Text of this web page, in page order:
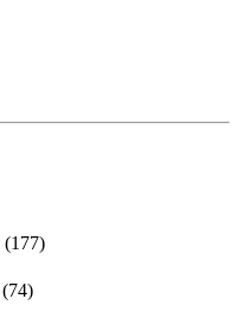
(177)
(74)